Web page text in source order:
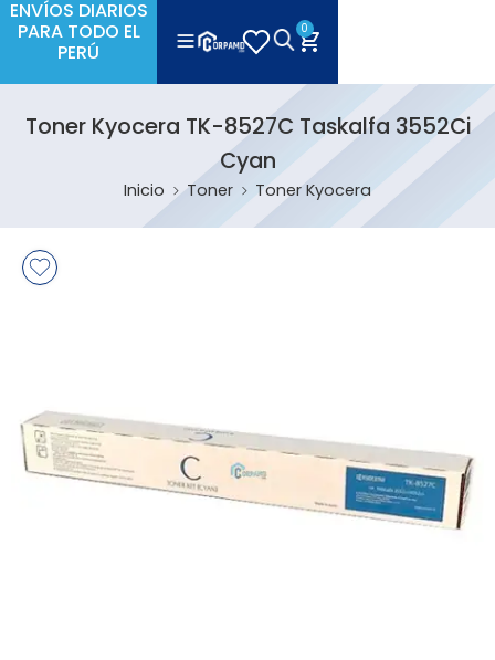
ENVÍOS DIARIOS
PARA TODO EL
PERÚ
0
Toner Kyocera TK-8527C Taskalfa 3552Ci
Cyan
Inicio Toner Toner Kyocera